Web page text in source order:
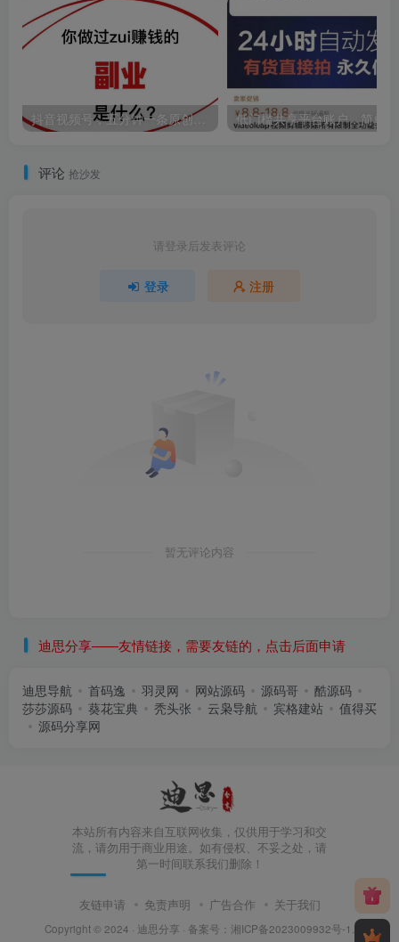
抖音视频号，五分钟一条原创视频，轻松月入3w+【独家秘诀，传授赚钱方法】
评论 抢沙发
请登录后发表评论
登录 注册
暂无评论内容
迪思分享——友情链接，需要友链的，点击后面申请
迪思导航 首码逸 羽灵网 网站源码 源码哥
酷源码
莎莎源码
葵花宝典 秃头张 云枭导航 宾格建站
值得买
源码分享网
本站所有内容来自互联网收集，仅供用于学习和交
流，请勿用于商业用途。如有侵权、不妥之处，请
第一时间联系我们删除！
友链申请 免责声明 广告合作 关于我们
Copyright © 2024 · 迪思分享 · 备案号： 湘ICP备2023009932号-1